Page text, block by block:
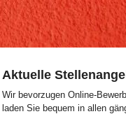
Aktuelle
Wir bevorzugen Online-
laden Sie bequem in allen